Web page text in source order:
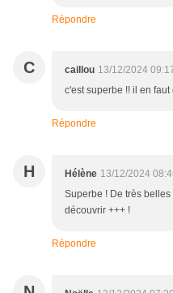
Répondre
C caillou 13/12/2024
c'est superbe !! il en
Répondre
H Hélène 13/12/2024
Superbe ! De très
découvrir +++ !
Répondre